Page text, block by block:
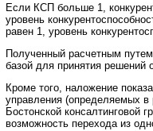
Если КСП больше 1,
уровень
равен 1, уровень
Полученный расчетным
базой для принятия решений
Кроме того, наложение
управления (определяемых в
Бостонской консалтинговой
возможность перехода из